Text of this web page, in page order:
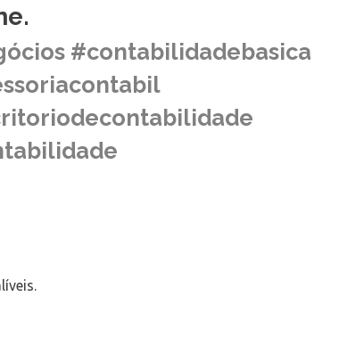
#contabilidadebasica